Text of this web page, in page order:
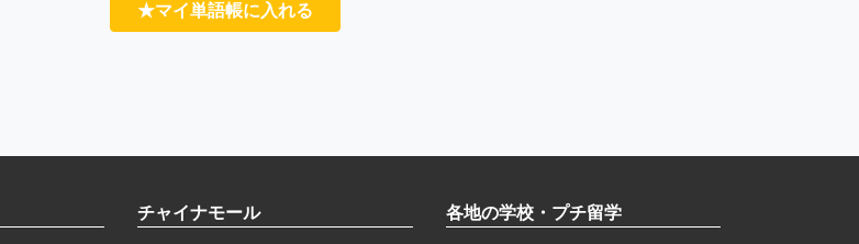
★マイ単語帳に入れる
チャイナモール 各地の学校・プチ留学